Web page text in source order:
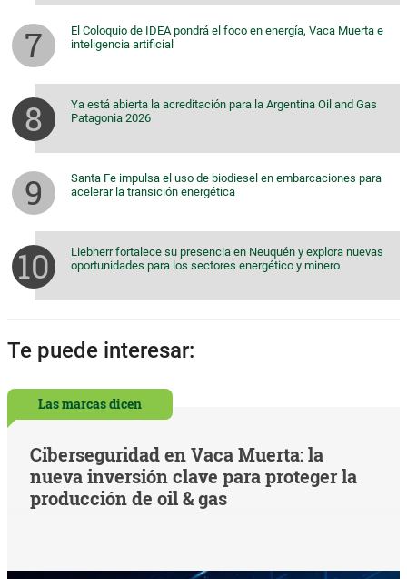
El Coloquio de IDEA pondrá el foco en energía, Vaca Muerta e
inteligencia artificial
Ya está abierta la acreditación para la Argentina Oil and Gas
Patagonia 2026
Santa Fe impulsa el uso de biodiesel en embarcaciones para
acelerar la transición energética
Liebherr fortalece su presencia en Neuquén y explora nuevas
oportunidades para los sectores energético y minero
Te puede interesar:
Las marcas dicen
Ciberseguridad en Vaca Muerta: la
nueva inversión clave para proteger la
producción de oil & gas